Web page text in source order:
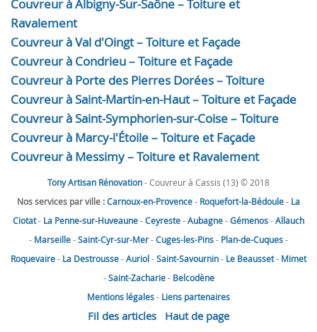
Couvreur à Albigny-Sur-Saône – Toiture et
Ravalement
Couvreur à Val d'Oingt – Toiture et Façade
Couvreur à Condrieu – Toiture et Façade
Couvreur à Porte des Pierres Dorées – Toiture
Couvreur à Saint-Martin-en-Haut – Toiture et Façade
Couvreur à Saint-Symphorien-sur-Coise – Toiture
Couvreur à Marcy-l'Étoile – Toiture et Façade
Couvreur à Messimy – Toiture et Ravalement
Tony Artisan Rénovation- Couvreur à Cassis (13) © 2018
Nos services par ville :Carnoux-en-Provence- Roquefort-la-Bédoule- La
Ciotat- La Penne-sur-Huveaune-Ceyreste-Aubagne-Gémenos-Allauch
- Marseille-Saint-Cyr-sur-Mer-Cuges-les-Pins- Plan-de-Cuques-
Roquevaire- La Destrousse-Auriol-Saint-Savournin- Le Beausset- Mimet
-Saint-Zacharie- Belcodène
Mentions légales- Liens partenaires
Fil des articles Haut de page